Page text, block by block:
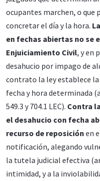
ocupantes marchen, o que
concretar el día y la hora.
en fechas abiertas no se
Enjuiciamiento Civil, y en
desahucio por impago de
contrato la ley establece la
fecha y hora determinada
549.3 y 704.1 LEC). Contra
el desahucio con fecha
recurso de reposición en
notificación, alegando
la tutela judicial efectiva
intimidad, y a la